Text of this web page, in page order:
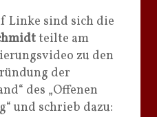
Linke sind sich die
teilte am
zu den
der
des „Offenen
und schrieb dazu: